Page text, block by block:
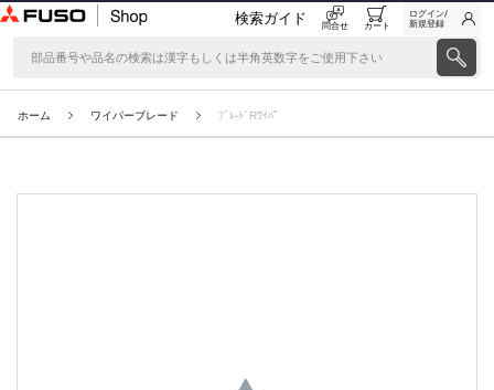
検索ガイド 問合せ カート
ログイン/
新規登録
ホーム ワイパーブレード ﾌﾞﾚ-ﾄﾞRﾜｲﾊﾟ